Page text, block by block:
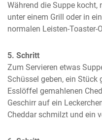
Während die Suppe kocht,
unter einem Grill oder in
normalen Leisten-Toaster-
5. Schritt
Zum Servieren etwas
Schüssel geben, ein Stück
Esslöffel gemahlenen
Geschirr auf ein
Cheddar schmilzt und ein